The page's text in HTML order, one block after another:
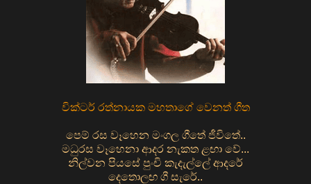
වික්ටර් රත්නායක මහතාගේ වෙනත් ගීත
පෙම් රස වෑහෙන මංගල ගීතේ ජීවිතේ..
මධුරස වෑහෙනා ආදර නැකත ළඟා වේ...
නිල්වන පියසේ පුංචි කැදැල්ලේ ආදරේ
දෙතොලඟ ගී සැරේ..